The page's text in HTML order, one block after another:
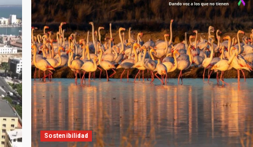
Sostenibilidad